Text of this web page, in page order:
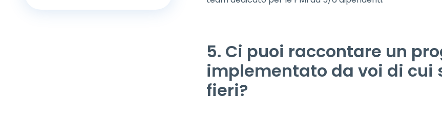
5. Ci puoi raccontare un
implementato da voi di
fieri?